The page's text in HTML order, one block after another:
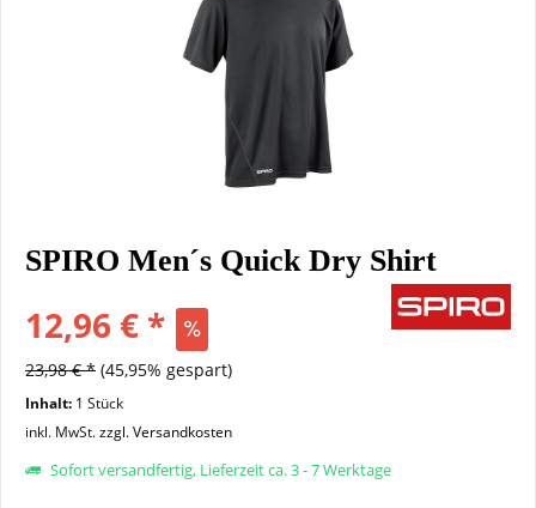
SPIRO Men´s Quick Dry Shirt
12,96 € *
23,98 € * (45,95% gespart)
Inhalt: 1 Stück
inkl. MwSt.zzgl. Versandkosten
Sofort versandfertig, Lieferzeit ca. 3 - 7 Werktage